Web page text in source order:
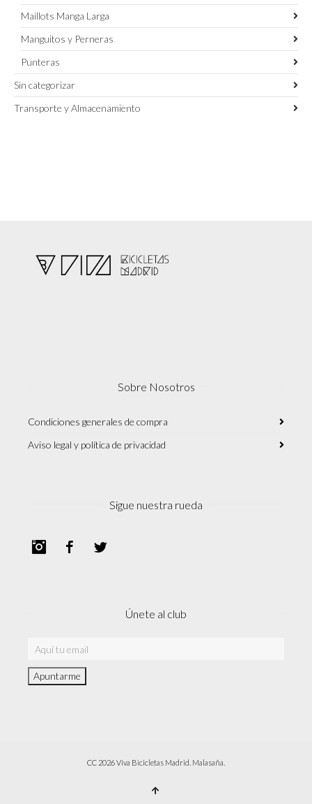
Maillots Manga Larga
Manguitos y Perneras
Punteras
Sin categorizar
Transporte y Almacenamiento
Sobre Nosotros
Condiciones generales de compra
Aviso legal y política de privacidad
Sigue nuestra rueda
InstagramFacebook
Únete al club
CC 2026 Viva Bicicletas Madrid. Malasaña.